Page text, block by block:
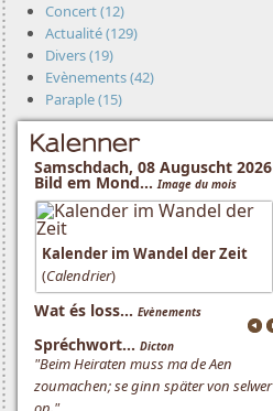
Concert (12)
Actualité (129)
Divers (19)
Evènements (42)
Paraple (15)
Kalenner
Samschdach, 08 Auguscht 2026
Bild em Mond...Image du mois
Kalender im Wandel der Zeit
(Calendrier)
Wat és loss... Evènements
Spréchwort... Dicton
"Beim Heiraten muss ma de Aen
zoumachen; se ginn später von selwer